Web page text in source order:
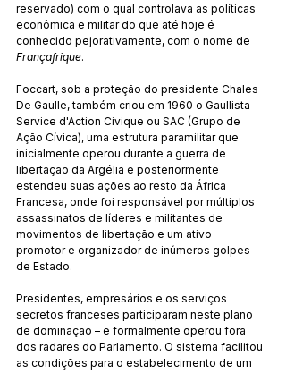
reservado) com o qual controlava as políticas
econômica e militar do que até hoje é
conhecido pejorativamente, com o nome de
Françafrique.
Foccart, sob a proteção do presidente Chales
De Gaulle, também criou em 1960 o Gaullista
Service d'Action Civique ou SAC (Grupo de
Ação Cívica), uma estrutura paramilitar que
inicialmente operou durante a guerra de
libertação da Argélia e posteriormente
estendeu suas ações ao resto da África
Francesa, onde foi responsável por múltiplos
assassinatos de líderes e militantes de
movimentos de libertação e um ativo
promotor e organizador de inúmeros golpes
de Estado.
Presidentes, empresários e os serviços
secretos franceses participaram neste plano
de dominação – e formalmente operou fora
dos radares do Parlamento. O sistema facilitou
as condições para o estabelecimento de um